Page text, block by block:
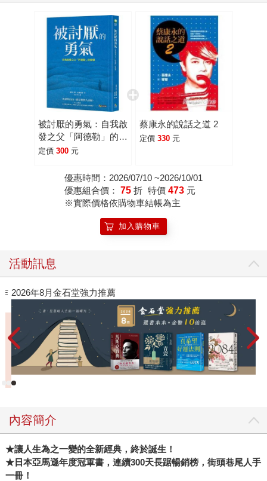
被討厭的勇氣：自我啟
發之父「阿德勒」的教
導
定價 300 元
蔡康永的說話之道 2
定價 330 元
優惠時間：2026/07/10 ~2026/10/01
優惠組合價： 75 折 特價 473 元
※實際價格依購物車結帳為主
加入購物車
活動訊息
2026年8月金石堂強力推薦
內容簡介
★讓人生為之一變的全新經典，終於誕生！
★日本亞馬遜年度冠軍書，連續300天長踞暢銷榜，街頭巷尾人手
一冊！